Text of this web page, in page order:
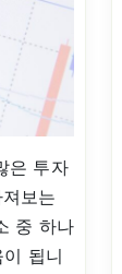
은 투자
보는
중 하나
됩니